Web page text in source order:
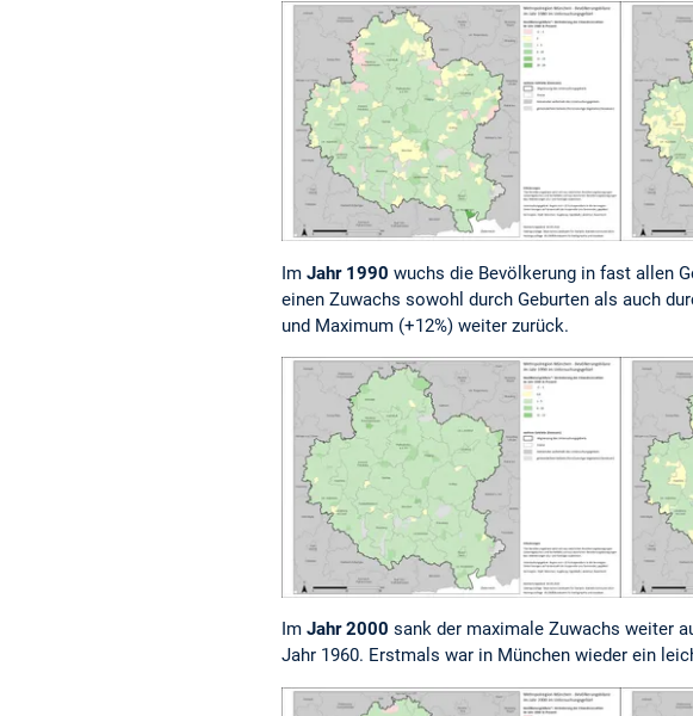
Im Jahr 1990 wuchs die Bevölkerung in fast allen
einen Zuwachs sowohl durch Geburten als auch
und Maximum (+12%) weiter zurück.
Im Jahr 2000 sank der maximale Zuwachs weiter
Jahr 1960. Erstmals war in München wieder ein